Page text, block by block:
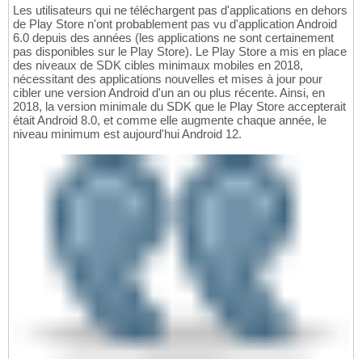
Les utilisateurs qui ne téléchargent pas d'applications en dehors
de Play Store n'ont probablement pas vu d'application Android
6.0 depuis des années (les applications ne sont certainement
pas disponibles sur le Play Store). Le Play Store a mis en place
des niveaux de SDK cibles minimaux mobiles en 2018,
nécessitant des applications nouvelles et mises à jour pour
cibler une version Android d'un an ou plus récente. Ainsi, en
2018, la version minimale du SDK que le Play Store accepterait
était Android 8.0, et comme elle augmente chaque année, le
niveau minimum est aujourd'hui Android 12.